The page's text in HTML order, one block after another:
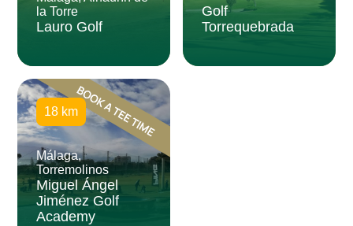
la Torre
Lauro Golf
Golf
Torrequebrada
18 km
Málaga,
Torremolinos
Miguel Ángel
Jiménez Golf
Academy